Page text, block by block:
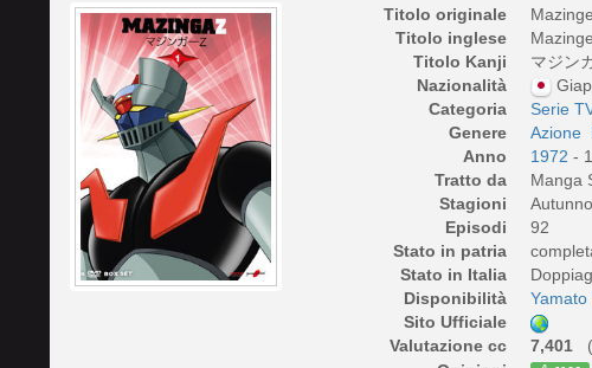
Titolo originale
Titolo inglese
Titolo Kanji
マジン
Nazionalità
Categoria
Serie
Genere
Azione
Anno
1972 -
Tratto da
Manga
Stagioni
Episodi
92
Stato in patria
Stato in Italia
Disponibilità
Yamato
Sito Ufficiale
Valutazione cc
7,401